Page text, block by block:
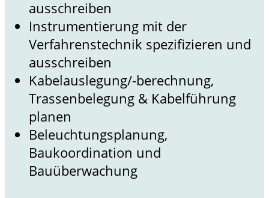
ausschreiben
Instrumentierung mit der
Verfahrenstechnik spezifizieren und
ausschreiben
Kabelauslegung/-berechnung,
Trassenbelegung & Kabelführung
planen
Beleuchtungsplanung,
Baukoordination und
Bauüberwachung